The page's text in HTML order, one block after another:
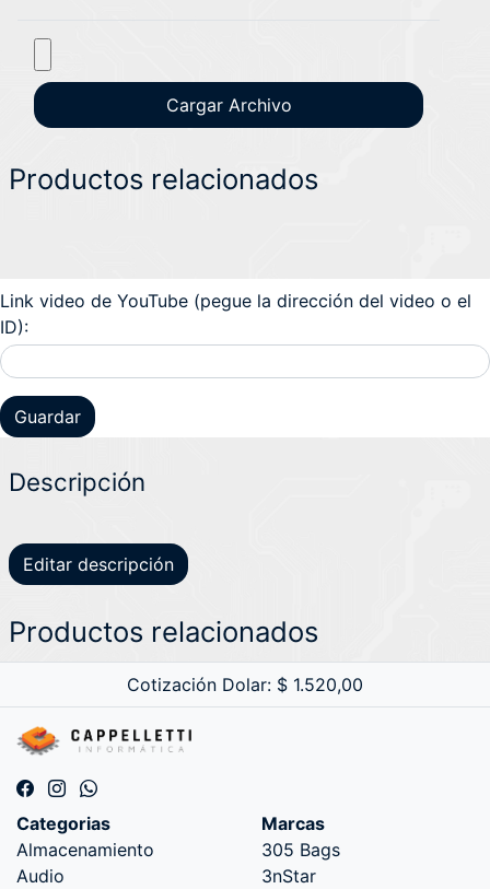
Productos relacionados
Link video de YouTube (pegue la dirección del video o el
ID):
Descripción
Editar descripción
Productos relacionados
Cotización Dolar: $ 1.520,00
Categorias
Almacenamiento
Audio
Marcas
305 Bags
3nStar